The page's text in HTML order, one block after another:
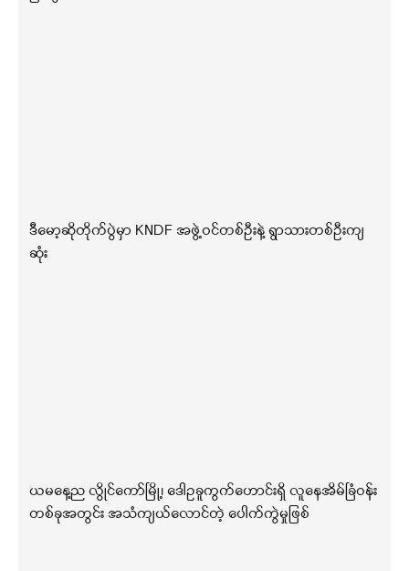
ဒီမော့ဆိုတိုက်ပွဲမှာ KNDF အဖွဲ့ဝင်တစ်ဦးနဲ့ ရွာသားတစ်ဦးကျ
ဆုံး
ယမနေ့ည လွိုင်ကော်မြို့၊ ဒေါဥခူကွက်ဟောင်းရှိ လူနေအိမ်ခြံဝန်း
တစ်ခုအတွင်း အသံကျယ်လောင်တဲ့ ပေါက်ကွဲမှုဖြစ်